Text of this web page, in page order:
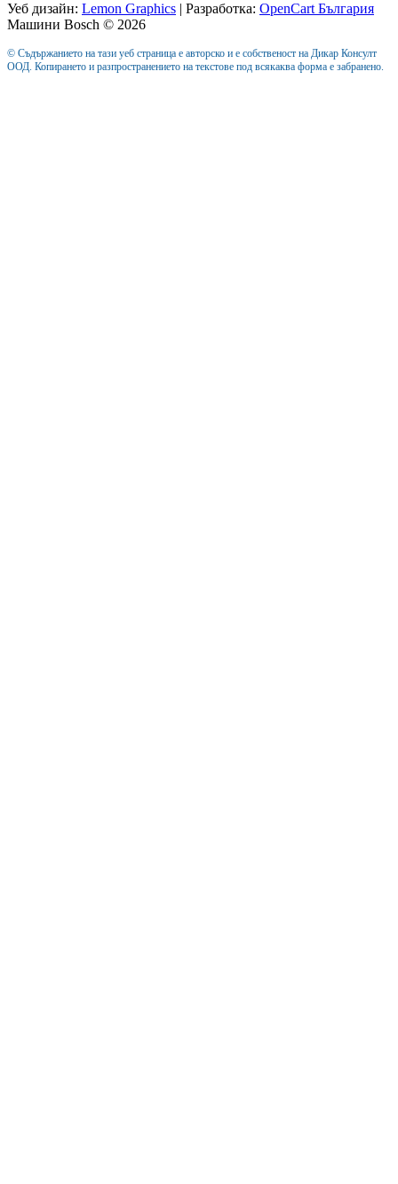
Уеб дизайн: Lemon Graphics | Разработка: OpenCart България
Машини Bosch © 2026
© Съдържанието на тази уеб страница е авторско и е собственост на Дикар Консулт
ООД. Копирането и разпространението на текстове под всякаква форма е забранено.